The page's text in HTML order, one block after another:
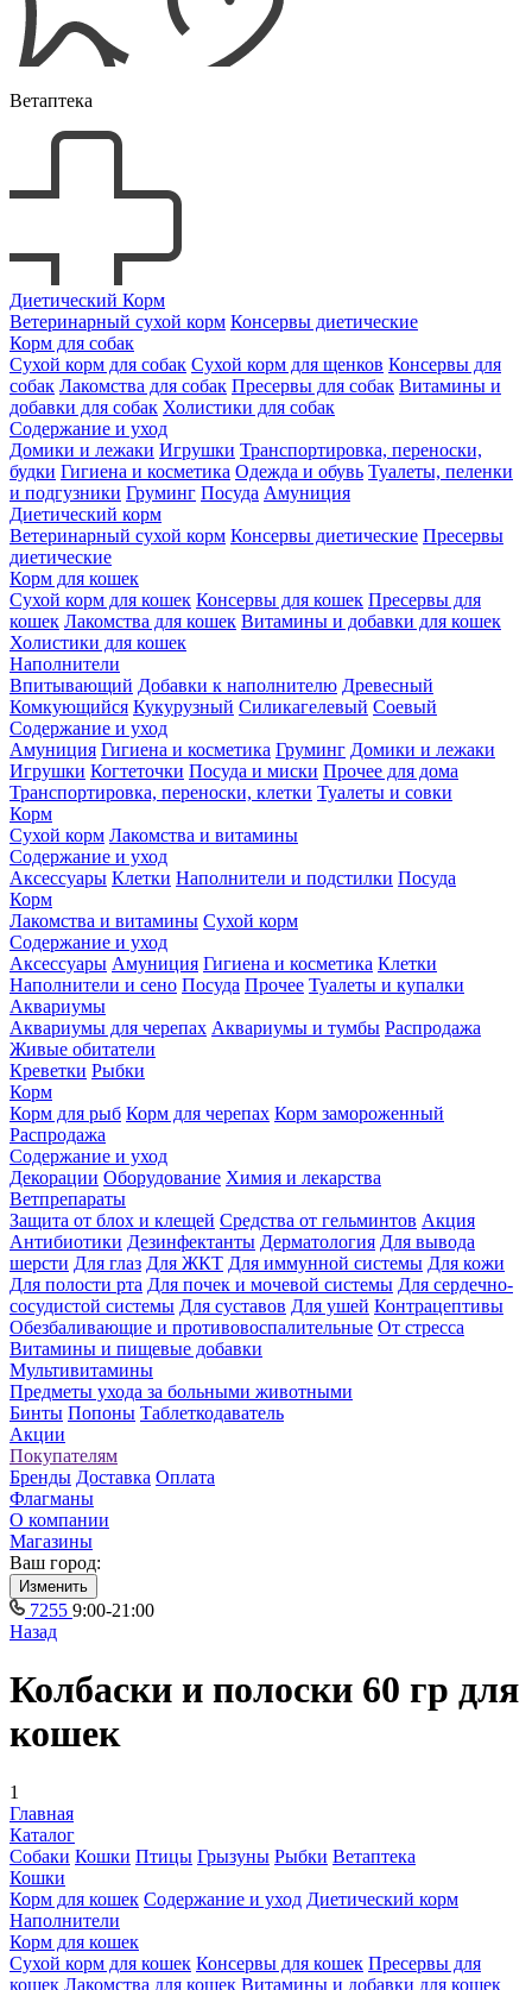
Ветаптека
Диетический Корм
Ветеринарный сухой корм Консервы диетические
Корм для собак
Сухой корм для собак Сухой корм для щенков Консервы для
собак Лакомства для собак Пресервы для собак Витамины и
добавки для собак Холистики для собак
Содержание и уход
Домики и лежаки Игрушки Транспортировка, переноски,
будки Гигиена и косметика Одежда и обувь Туалеты, пеленки
и подгузники Груминг Посуда Амуниция
Диетический корм
Ветеринарный сухой корм Консервы диетические Пресервы
диетические
Корм для кошек
Сухой корм для кошек Консервы для кошек Пресервы для
кошек Лакомства для кошек Витамины и добавки для кошек
Холистики для кошек
Наполнители
Впитывающий Добавки к наполнителю Древесный
Комкующийся Кукурузный Силикагелевый Соевый
Содержание и уход
Амуниция Гигиена и косметика Груминг Домики и лежаки
Игрушки Когтеточки Посуда и миски Прочее для дома
Транспортировка, переноски, клетки Туалеты и совки
Корм
Сухой корм Лакомства и витамины
Содержание и уход
Аксессуары Клетки Наполнители и подстилки Посуда
Корм
Лакомства и витамины Сухой корм
Содержание и уход
Аксессуары Амуниция Гигиена и косметика Клетки
Наполнители и сено Посуда Прочее Туалеты и купалки
Аквариумы
Аквариумы для черепах Аквариумы и тумбы Распродажа
Живые обитатели
Креветки Рыбки
Корм
Корм для рыб Корм для черепах Корм замороженный
Распродажа
Содержание и уход
Декорации Оборудование Химия и лекарства
Ветпрепараты
Защита от блох и клещей Средства от гельминтов Акция
Антибиотики Дезинфектанты Дерматология Для вывода
шерсти Для глаз Для ЖКТ Для иммунной системы Для кожи
Для полости рта Для почек и мочевой системы Для сердечно-
сосудистой системы Для суставов Для ушей Контрацептивы
Обезбаливающие и противовоспалительные От стресса
Витамины и пищевые добавки
Мультивитамины
Предметы ухода за больными животными
Бинты Попоны Таблеткодаватель
Акции
Покупателям
Бренды Доставка Оплата
Флагманы
О компании
Магазины
Ваш город:
Изменить
7255 9:00-21:00
Назад
Колбаски и полоски 60 гр для
кошек
1
Главная
Каталог
Собаки Кошки Птицы Грызуны Рыбки Ветаптека
Кошки
Корм для кошек Содержание и уход Диетический корм
Наполнители
Корм для кошек
Сухой корм для кошек Консервы для кошек Пресервы для
кошек Лакомства для кошек Витамины и добавки для кошек